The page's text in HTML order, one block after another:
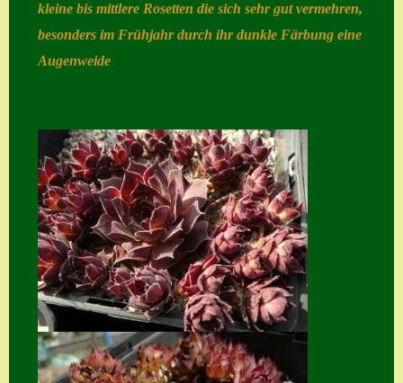
Kasse
S. x nixonii
Semps die ich
suche
Semps von A – Z
Shop
Suche
Sue Thomas
Translator
kleine bis mittlere Rosetten die sich sehr gut vermehren,
besonders im Frühjahr durch ihr dunkle Färbung eine
Augenweide